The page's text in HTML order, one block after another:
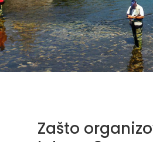
Zašto